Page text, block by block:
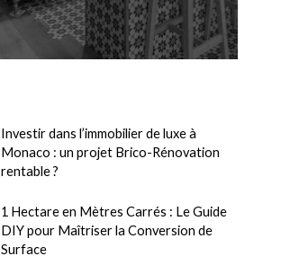
Investir dans l’immobilier de luxe à
Monaco : un projet Brico-Rénovation
rentable ?
1 Hectare en Mètres Carrés : Le Guide
DIY pour Maîtriser la Conversion de
Surface